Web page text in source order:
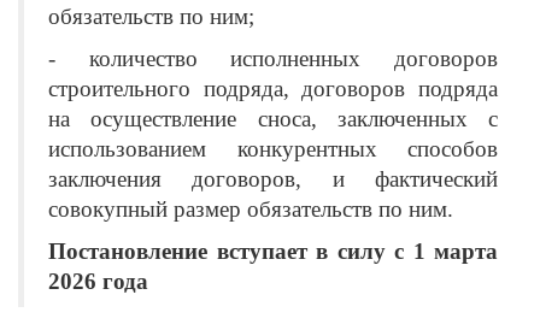
обязательств по ним;
- количество исполненных договоров
строительного подряда, договоров подряда
на осуществление сноса, заключенных с
использованием конкурентных способов
заключения договоров, и фактический
совокупный размер обязательств по ним.
Постановление вступает в силу с 1 марта
2026 года